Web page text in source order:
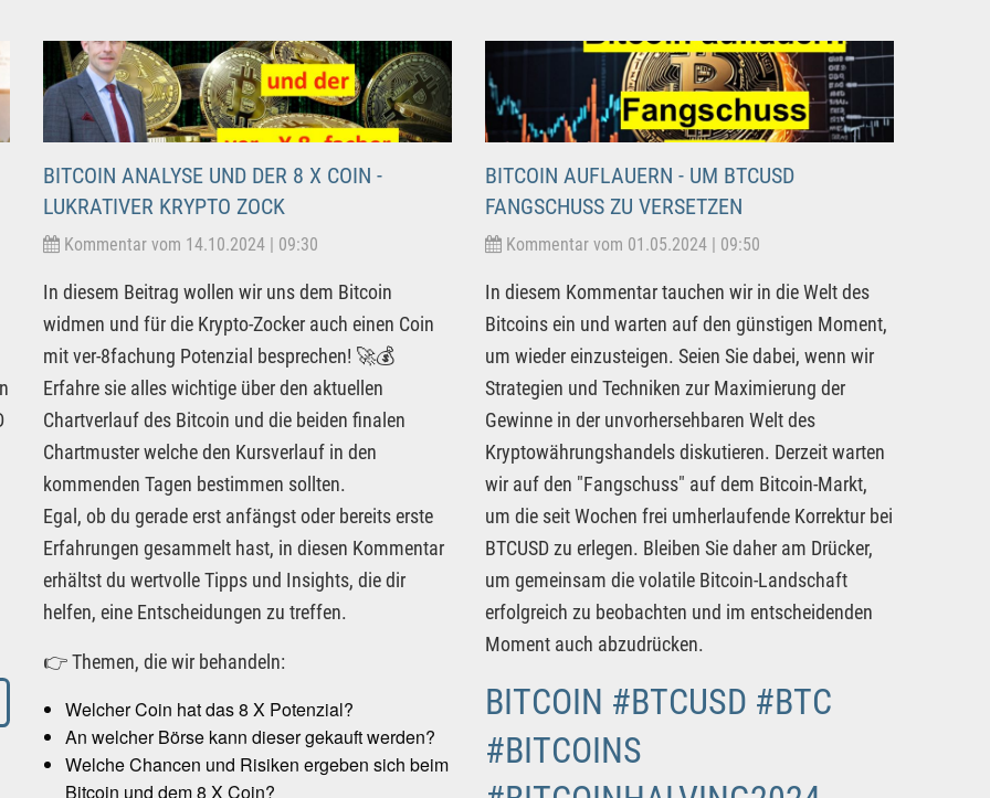
BITCOIN ANALYSE UND DER 8 X COIN -
LUKRATIVER KRYPTO ZOCK
Kommentar vom 14.10.2024 | 09:30
In diesem Beitrag wollen wir uns dem Bitcoin
widmen und für die Krypto-Zocker auch einen Coin
mit ver-8fachung Potenzial besprechen! 🚀💰
Erfahre sie alles wichtige über den aktuellen
Chartverlauf des Bitcoin und die beiden finalen
Chartmuster welche den Kursverlauf in den
kommenden Tagen bestimmen sollten.
Egal, ob du gerade erst anfängst oder bereits erste
Erfahrungen gesammelt hast, in diesen Kommentar
erhältst du wertvolle Tipps und Insights, die dir
helfen, eine Entscheidungen zu treffen.
👉 Themen, die wir behandeln:
Welcher Coin hat das 8 X Potenzial?
An welcher Börse kann dieser gekauft werden?
Welche Chancen und Risiken ergeben sich beim
Bitcoin und dem 8 X Coin?
BITCOIN AUFLAUERN - UM BTCUSD
FANGSCHUSS ZU VERSETZEN
Kommentar vom 01.05.2024 | 09:50
In diesem Kommentar tauchen wir in die Welt des
Bitcoins ein und warten auf den günstigen Moment,
um wieder einzusteigen. Seien Sie dabei, wenn wir
Strategien und Techniken zur Maximierung der
Gewinne in der unvorhersehbaren Welt des
Kryptowährungshandels diskutieren. Derzeit warten
wir auf den "Fangschuss" auf dem Bitcoin-Markt,
um die seit Wochen frei umherlaufende Korrektur bei
BTCUSD zu erlegen. Bleiben Sie daher am Drücker,
um gemeinsam die volatile Bitcoin-Landschaft
erfolgreich zu beobachten und im entscheidenden
Moment auch abzudrücken.
BITCOIN #BTCUSD #BTC
#BITCOINS